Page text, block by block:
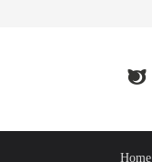
Home